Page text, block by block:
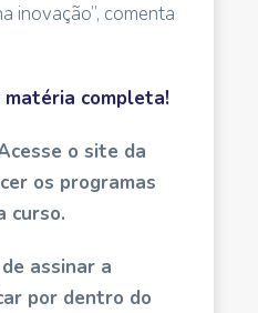
inovação”, comenta
completa!
o site da
os programas
curso.
assinar a
por dentro do